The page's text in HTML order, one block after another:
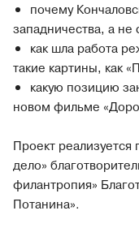
почему
западничества, а не
как шла работа
такие картины, как
какую позицию
новом фильме
Проект
дело»
филантропия»
Потанина».